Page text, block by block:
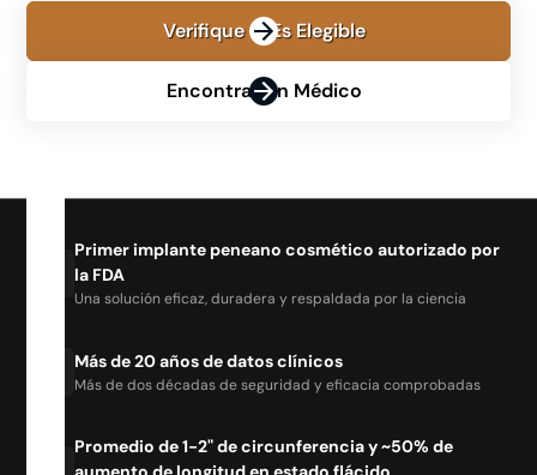
Verifique Si Es Elegible
Encontrar Un Médico
Primer implante peneano cosmético autorizado por
la FDA
Una solución eficaz, duradera y respaldada por la ciencia
Más de 20 años de datos clínicos
Más de dos décadas de seguridad y eficacia comprobadas
Promedio de 1-2" de circunferencia y ~50% de